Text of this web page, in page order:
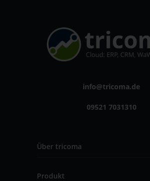
info@tricoma.de
09521 7031310
Über tricoma
Produkt